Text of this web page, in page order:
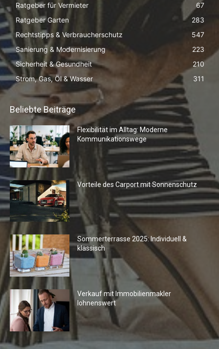
Ratgeber für Vermieter
67
Ratgeber Garten
283
Rechtstipps & Verbraucherschutz
547
Sanierung & Modernisierung
223
Sicherheit & Gesundheit
210
Strom, Gas, Öl & Wasser
311
Beliebte Beiträge
Flexibilität im Alltag: Moderne
Kommunikationswege
Vorteile des Carport mit Sonnenschutz
Sommerterrasse 2025: Individuell &
klassisch
Verkauf mit Immobilienmakler
lohnenswert